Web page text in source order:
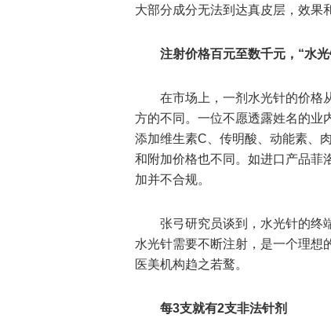
大部分成分无法到达真皮层，效果
注射价格百元至数千元，“水
在市场上，一剂水光针的价格
方的不同。一位不愿透露姓名的业
添加维生素C、传明酸、动能素、
和附加价格也不同。如进口产品菲
加并不合规。
张弓研究员谈到，水光针的终
水光针需要不断注射，是一个理想
医美机构趋之若鹜。
每3支就有2支非法针剂